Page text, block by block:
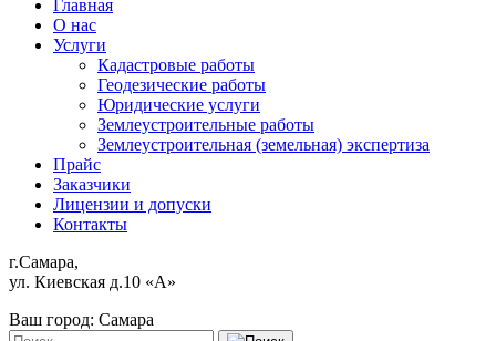
Главная
О нас
Услуги
Кадастровые работы
Геодезические работы
Юридические услуги
Землеустроительные работы
Землеустроительная (земельная) экспертиза
Прайс
Заказчики
Лицензии и допуски
Контакты
г.Самара,
ул. Киевская д.10 «А»
Ваш город: Самара